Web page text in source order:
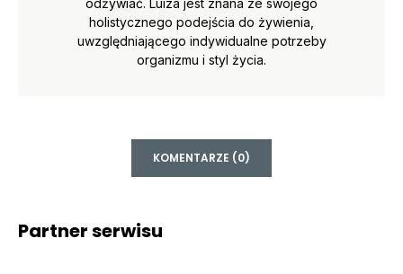
holistycznego podejścia do żywienia,
uwzględniającego indywidualne potrzeby
organizmu i styl życia.
KOMENTARZE (0)
Partner serwisu